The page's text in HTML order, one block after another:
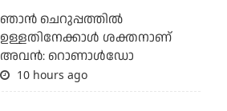
ഞാന്‍ ചെറുപ്പത്തില്‍
ഉള്ളതിനേക്കാള്‍ ശക്തനാണ്
അവന്‍: റൊണാള്‍ഡോ
10 hours ago